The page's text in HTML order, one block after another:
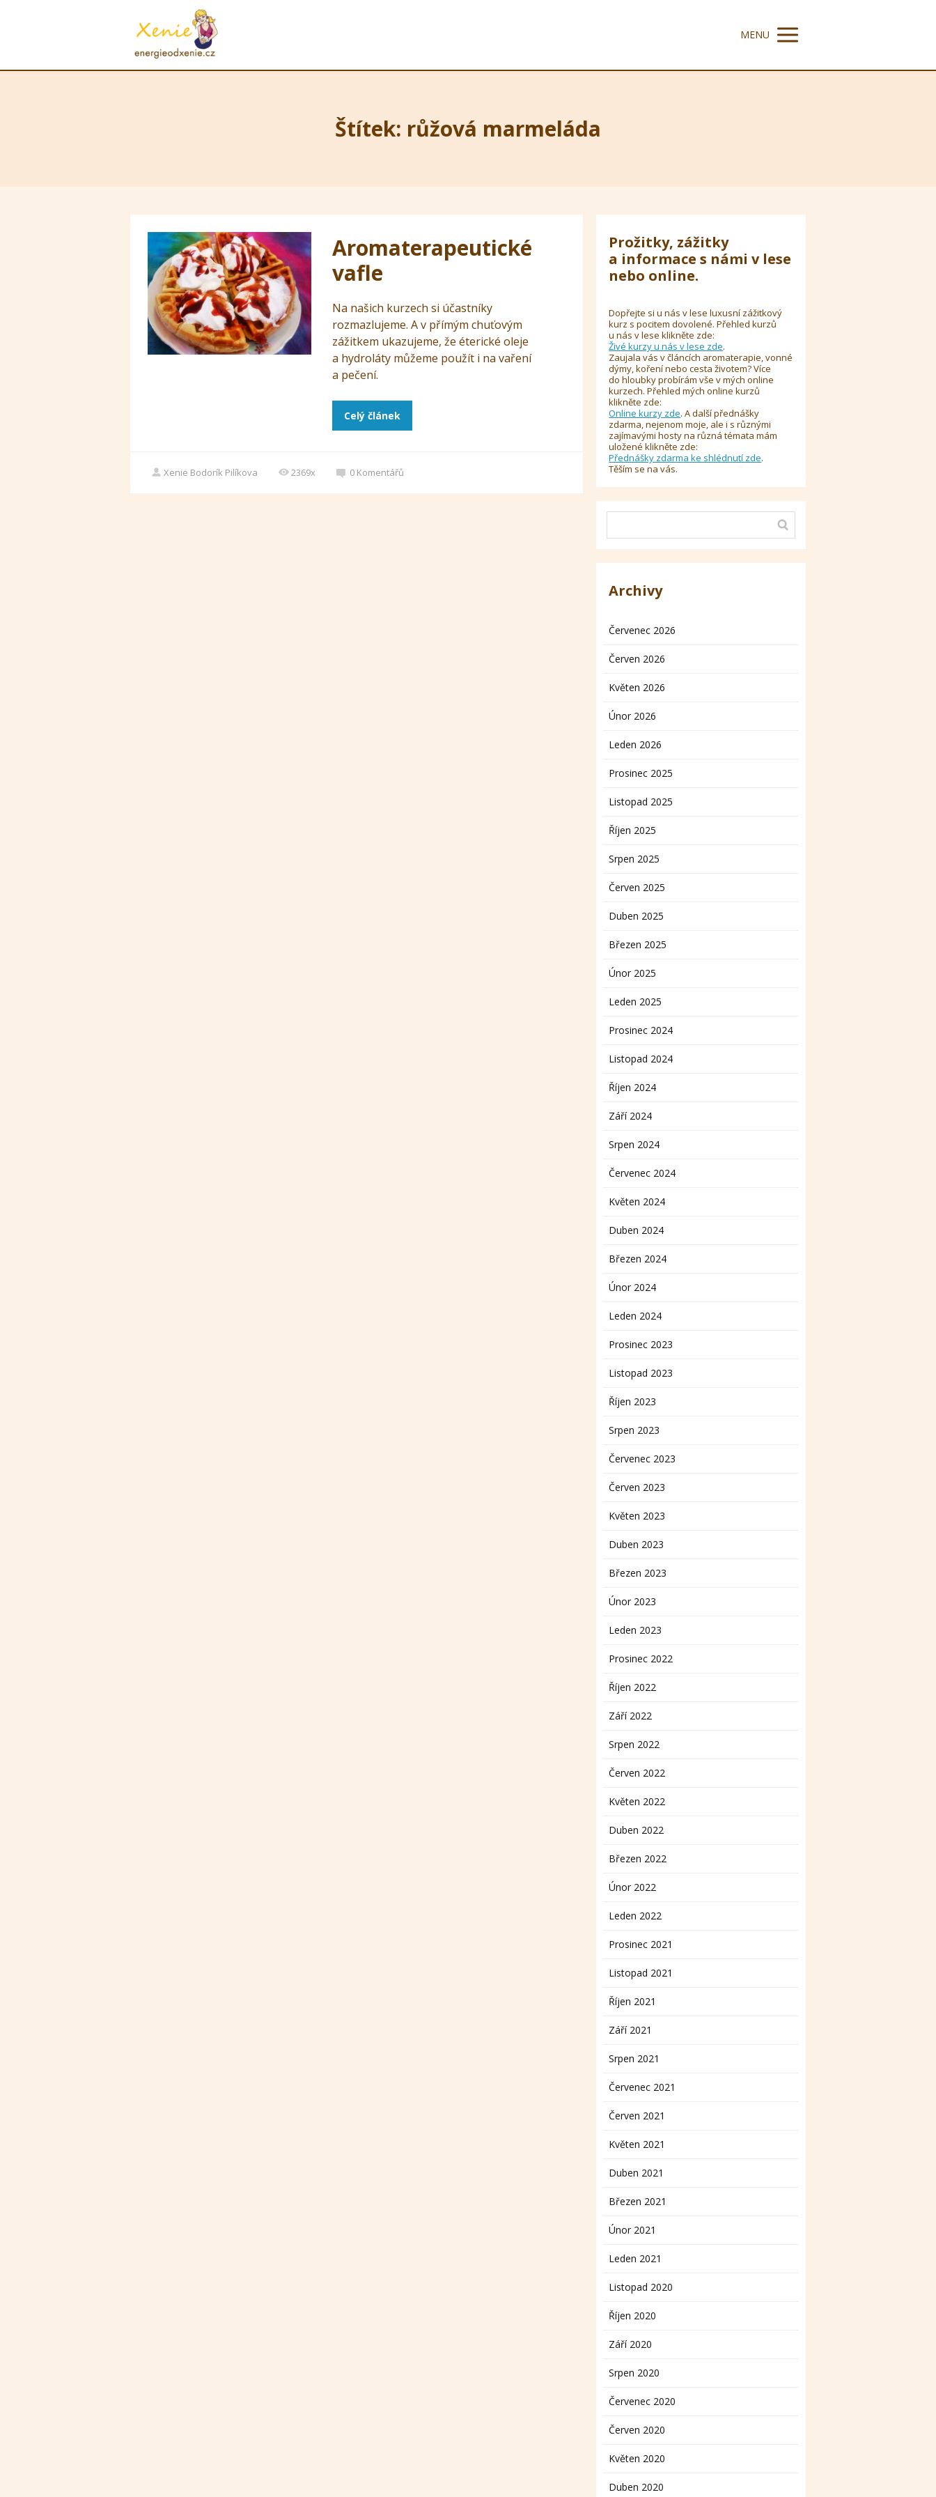
MENU
Štítek: růžová marmeláda
Aromaterapeutické
vafle
Na našich kurzech si účastníky
rozmazlujeme. A v přímým chuťovým
zážitkem ukazujeme, že éterické oleje
a hydroláty můžeme použít i na vaření
a pečení.
Celý článek
Xenie Bodorík Pilíkova 2369x 0 Komentářů
Prožitky, zážitky
a informace s námi v lese
nebo online.
Dopřejte si u nás v lese luxusní zážitkový
kurz s pocitem dovolené. Přehled kurzů
u nás v lese klikněte zde:
Živé kurzy u nás v lese zde.
Zaujala vás v článcích aromaterapie, vonné
dýmy, koření nebo cesta životem? Více
do hloubky probírám vše v mých online
kurzech. Přehled mých online kurzů
klikněte zde:
Online kurzy zde. A další přednášky
zdarma, nejenom moje, ale i s různými
zajímavými hosty na různá témata mám
uložené klikněte zde:
Přednášky zdarma ke shlédnutí zde.
Těším se na vás.
Archivy
Červenec 2026
Červen 2026
Květen 2026
Únor 2026
Leden 2026
Prosinec 2025
Listopad 2025
Říjen 2025
Srpen 2025
Červen 2025
Duben 2025
Březen 2025
Únor 2025
Leden 2025
Prosinec 2024
Listopad 2024
Říjen 2024
Září 2024
Srpen 2024
Červenec 2024
Květen 2024
Duben 2024
Březen 2024
Únor 2024
Leden 2024
Prosinec 2023
Listopad 2023
Říjen 2023
Srpen 2023
Červenec 2023
Červen 2023
Květen 2023
Duben 2023
Březen 2023
Únor 2023
Leden 2023
Prosinec 2022
Říjen 2022
Září 2022
Srpen 2022
Červen 2022
Květen 2022
Duben 2022
Březen 2022
Únor 2022
Leden 2022
Prosinec 2021
Listopad 2021
Říjen 2021
Září 2021
Srpen 2021
Červenec 2021
Červen 2021
Květen 2021
Duben 2021
Březen 2021
Únor 2021
Leden 2021
Listopad 2020
Říjen 2020
Září 2020
Srpen 2020
Červenec 2020
Červen 2020
Květen 2020
Duben 2020